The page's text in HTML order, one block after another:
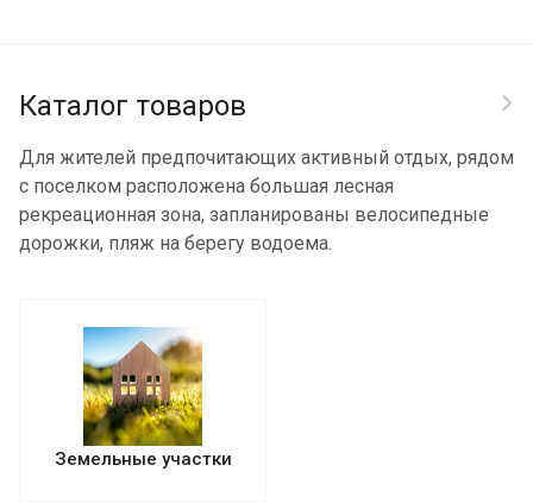
Каталог товаров
Для жителей предпочитающих активный отдых, рядом
с поселком расположена большая лесная
рекреационная зона, запланированы велосипедные
дорожки, пляж на берегу водоема.
Земельные участки